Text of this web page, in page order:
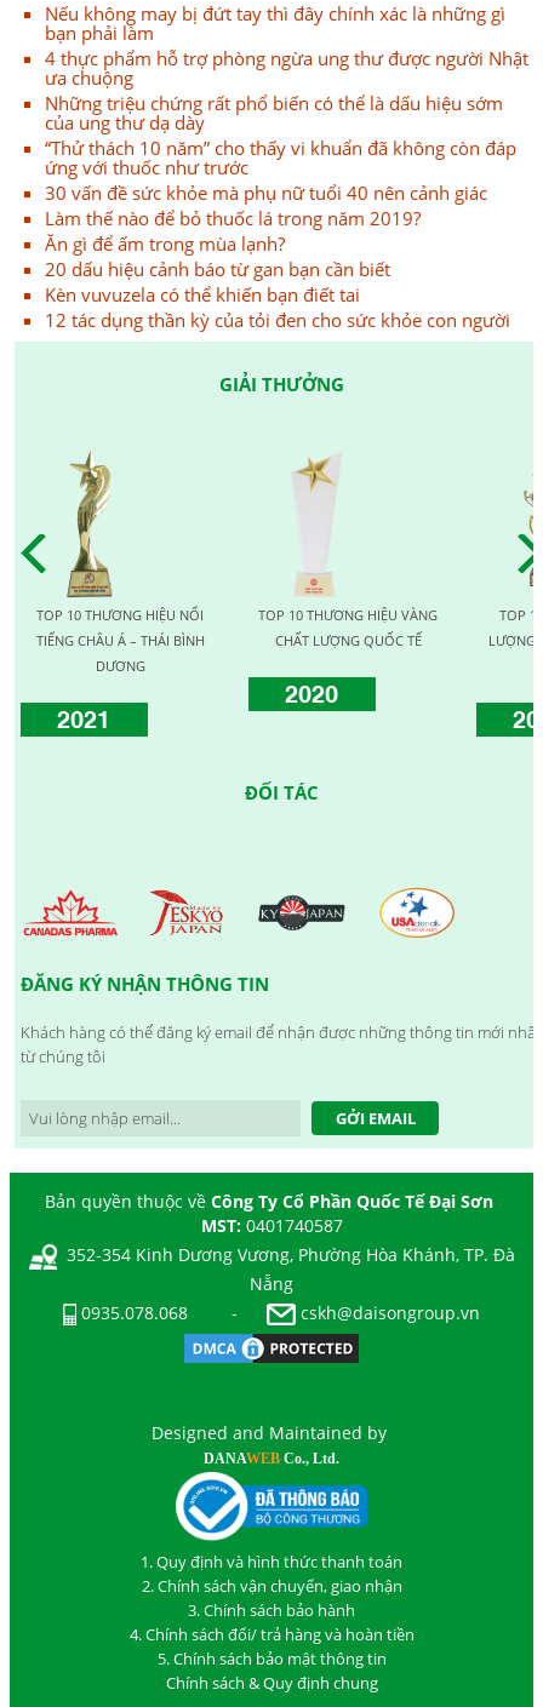
Nếu không may bị đứt tay thì đây chính xác là những gì
bạn phải làm
4 thực phẩm hỗ trợ phòng ngừa ung thư được người Nhật
ưa chuộng
Những triệu chứng rất phổ biến có thể là dấu hiệu sớm
của ung thư dạ dày
“Thử thách 10 năm” cho thấy vi khuẩn đã không còn đáp
ứng với thuốc như trước
30 vấn đề sức khỏe mà phụ nữ tuổi 40 nên cảnh giác
Làm thế nào để bỏ thuốc lá trong năm 2019?
Ăn gì để ấm trong mùa lạnh?
20 dấu hiệu cảnh báo từ gan bạn cần biết
Kèn vuvuzela có thể khiến bạn điết tai
12 tác dụng thần kỳ của tỏi đen cho sức khỏe con người
GIẢI THƯỞNG
TOP 10 THƯƠNG HIỆU NỔI
TIẾNG CHÂU Á – THÁI BÌNH
DƯƠNG
2021
TOP 10 THƯƠNG HIỆU VÀNG
CHẤT LƯỢNG QUỐC TẾ
2020
TOP
LƯỢNG
ĐỐI TÁC
ĐĂNG KÝ NHẬN THÔNG TIN
Khách hàng có thể đăng ký email để nhận được những thông tin mới nhất
từ chúng tôi
GỞI EMAIL
Bản quyền thuộc về Công Ty Cổ Phần Quốc Tế Đại Sơn
MST: 0401740587
352-354 Kinh Dương Vương, Phường Hòa Khánh, TP. Đà
Nẵng
0935.078.068
- cskh@daisongroup.vn
Designed and Maintained by
DANAWEB Co., Ltd.
1. Quy định và hình thức thanh toán
2. Chính sách vận chuyển, giao nhận
3. Chính sách bảo hành
4. Chính sách đổi/ trả hàng và hoàn tiền
5. Chính sách bảo mật thông tin
Chính sách & Quy định chung